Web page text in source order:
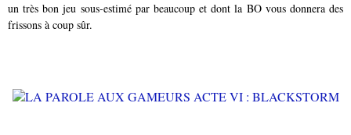
un très bon jeu sous-estimé par beaucoup et dont la BO vous donnera des
frissons à coup sûr.